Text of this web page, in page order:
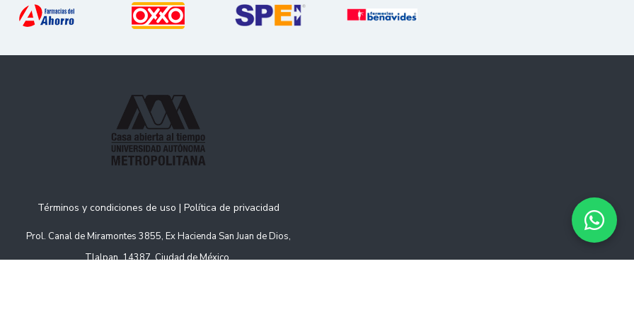
Términos y condiciones de uso | Política de privacidad
Prol. Canal de Miramontes 3855, Ex Hacienda San Juan de Dios,
Tlalpan, 14387, Ciudad de México.